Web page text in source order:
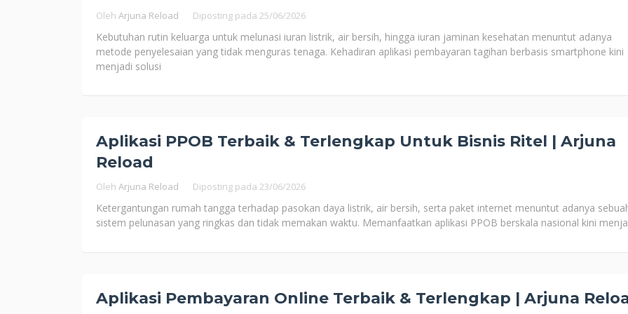
Oleh Arjuna Reload Diposting pada 25/06/2026
Kebutuhan rutin keluarga untuk melunasi iuran listrik, air bersih, hingga iuran jaminan kesehatan menuntut adanya
metode penyelesaian yang tidak menguras tenaga. Kehadiran aplikasi pembayaran tagihan berbasis smartphone kini
menjadi solusi
Aplikasi PPOB Terbaik & Terlengkap Untuk Bisnis Ritel | Arjuna
Reload
Oleh Arjuna Reload Diposting pada 23/06/2026
Ketergantungan rumah tangga terhadap pasokan daya listrik, air bersih, serta paket internet menuntut adanya
sistem pelunasan yang ringkas dan tidak memakan waktu. Memanfaatkan aplikasi PPOB berskala nasional kini
Aplikasi Pembayaran Online Terbaik & Terlengkap | Arjuna